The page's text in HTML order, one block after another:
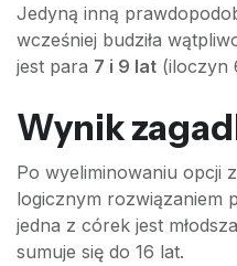
Jedyną inną
wcześniej budziła
jest para 7 i 9 lat (iloczyn
Wynik
Po wyeliminowaniu opcji
logicznym rozwiązaniem
jedna z córek jest
sumuje się do 16 lat.